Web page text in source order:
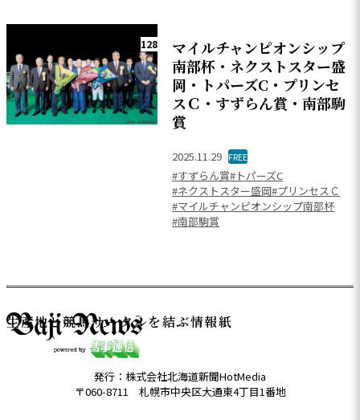
128
マイルチャンピオンシップ
南部杯・ネクストスター盛
岡・トパーズC・プリンセ
スＣ・すずらん賞・南部駒
賞
2025.11.29 FREE
#すずらん賞#トパーズC
#ネクストスター盛岡#プリンセスＣ
#マイルチャンピオンシップ南部杯
#南部駒賞
生産地と競馬サークルを結ぶ情報紙
発行：株式会社北海道新聞HotMedia
〒060-8711 札幌市中央区大通東4丁目1番地